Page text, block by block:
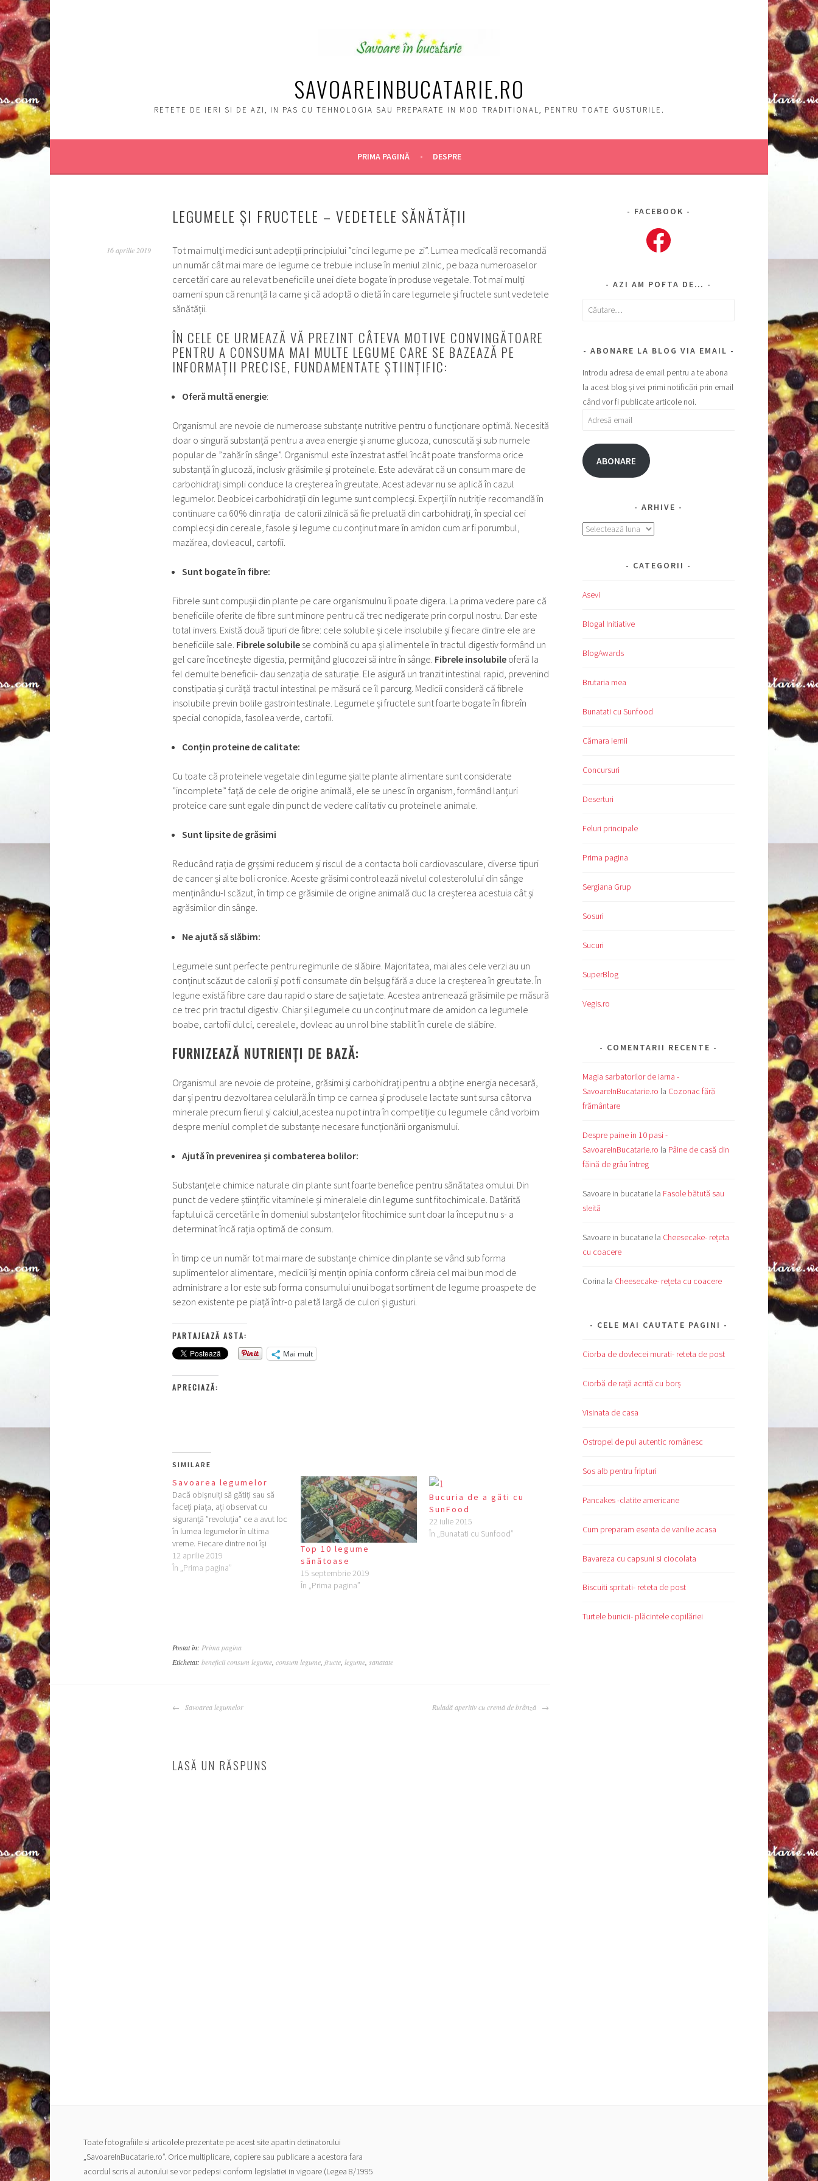
Sări
la
conţinut
SAVOAREINBUCATARIE.RO
RETETE DE IERI SI DE AZI, IN PAS CU TEHNOLOGIA SAU PREPARATE IN MOD TRADITIONAL, PENTRU TOATE GUSTURILE.
PRIMA PAGINĂ DESPRE
LEGUMELE ȘI FRUCTELE – VEDETELE SĂNĂTĂȚII
16 aprilie 2019
Tot mai mulți medici sunt adepții principiului ”cinci legume pe zi”. Lumea medicală recomandă
un număr cât mai mare de legume ce trebuie incluse în meniul zilnic, pe baza numeroaselor
cercetări care au relevat beneficiile unei diete bogate în produse vegetale. Tot mai mulți
oameni spun că renunță la carne și că adoptă o dietă în care legumele și fructele sunt vedetele
sănătății.
ÎN CELE CE URMEAZĂ VĂ PREZINT CÂTEVA MOTIVE CONVINGĂTOARE
PENTRU A CONSUMA MAI MULTE LEGUME CARE SE BAZEAZĂ PE
INFORMAȚII PRECISE, FUNDAMENTATE ȘTIINȚIFIC:
Oferă multă energie:
Organismul are nevoie de numeroase substanțe nutritive pentru o funcționare optimă. Necesită
doar o singură substanță pentru a avea energie și anume glucoza, cunoscută și sub numele
popular de ”zahăr în sânge”. Organismul este înzestrat astfel încât poate transforma orice
substanță în glucoză, inclusiv grăsimile și proteinele. Este adevărat că un consum mare de
carbohidrați simpli conduce la creșterea în greutate. Acest adevar nu se aplică în cazul
legumelor. Deobicei carbohidrații din legume sunt complecși. Experții în nutriție recomandă în
continuare ca 60% din rația de calorii zilnică să fie preluată din carbohidrați, în special cei
complecși din cereale, fasole și legume cu conținut mare în amidon cum ar fi porumbul,
mazărea, dovleacul, cartofii.
Sunt bogate în fibre:
Fibrele sunt compușii din plante pe care organismulnu îi poate digera. La prima vedere pare că
beneficiile oferite de fibre sunt minore pentru că trec nedigerate prin corpul nostru. Dar este
total invers. Există două tipuri de fibre: cele solubile și cele insolubile și fiecare dintre ele are
beneficiile sale. Fibrele solubile se combină cu apa și alimentele în tractul digestiv formând un
gel care încetinește digestia, permițând glucozei să intre în sânge. Fibrele insolubile oferă la
fel demulte beneficii- dau senzația de saturație. Ele asigură un tranzit intestinal rapid, prevenind
constipatia și curăță tractul intestinal pe măsură ce îl parcurg. Medicii consideră că fibrele
insolubile previn bolile gastrointestinale. Legumele și fructele sunt foarte bogate în fibreîn
special conopida, fasolea verde, cartofii.
Conțin proteine de calitate:
Cu toate că proteinele vegetale din legume șialte plante alimentare sunt considerate
”incomplete” față de cele de origine animală, ele se unesc în organism, formând lanțuri
proteice care sunt egale din punct de vedere calitativ cu proteinele animale.
Sunt lipsite de grăsimi
Reducând rația de grșsimi reducem și riscul de a contacta boli cardiovasculare, diverse tipuri
de cancer și alte boli cronice. Aceste grăsimi controlează nivelul colesterolului din sânge
menținându-l scăzut, în timp ce grăsimile de origine animală duc la creșterea acestuia cât și
agrăsimilor din sânge.
Ne ajută să slăbim:
Legumele sunt perfecte pentru regimurile de slăbire. Majoritatea, mai ales cele verzi au un
conținut scăzut de calorii și pot fi consumate din belșug fără a duce la creșterea în greutate. În
legune există fibre care dau rapid o stare de sațietate. Acestea antrenează grăsimile pe măsură
ce trec prin tractul digestiv. Chiar și legumele cu un conținut mare de amidon ca legumele
boabe, cartofii dulci, cerealele, dovleac au un rol bine stabilit în curele de slăbire.
FURNIZEAZĂ NUTRIENȚI DE BAZĂ:
Organismul are nevoie de proteine, grăsimi și carbohidrați pentru a obține energia necesară,
dar și pentru dezvoltarea celulară.În timp ce carnea și produsele lactate sunt sursa câtorva
minerale precum fierul și calciul,acestea nu pot intra în competiție cu legumele când vorbim
despre meniul complet de substanțe necesare funcționării organismului.
Ajută în prevenirea și combaterea bolilor:
Substanțele chimice naturale din plante sunt foarte benefice pentru sănătatea omului. Din
punct de vedere științific vitaminele și mineralele din legume sunt fitochimicale. Datărită
faptului că cercetările în domeniul substanțelor fitochimice sunt doar la început nu s- a
determinat încă rația optimă de consum.
În timp ce un număr tot mai mare de substanțe chimice din plante se vând sub forma
suplimentelor alimentare, medicii își mențin opinia conform căreia cel mai bun mod de
administrare a lor este sub forma consumului unui bogat sortiment de legume proaspete de
sezon existente pe piață într-o paletă largă de culori și gusturi.
PARTAJEAZĂ ASTA:
Mai mult
APRECIAZĂ:
SIMILARE
Savoarea legumelor
Dacă obișnuiți să gătiți sau să
faceți piața, ați observat cu
siguranță ”revoluția” ce a avut loc
în lumea legumelor în ultima
vreme. Fiecare dintre noi își
amintește de savoarea legumelor
de altă dată, de mirosul
12 aprilie 2019
În „Prima pagina”
Top 10 legume
sănătoase
15 septembrie 2019
În „Prima pagina”
Bucuria de a găti cu
SunFood
22 iulie 2015
În „Bunatati cu Sunfood”
Postat în: Prima pagina
Etichetat: beneficii consum legume consum legume fructe legume sanatate
NAVIGARE
Savoarea legumelor Ruladă aperitiv cu cremă de brânză
LASĂ UN RĂSPUNS
FACEBOOK
Facebook
AZI AM POFTA DE…
Caută
ABONARE LA BLOG VIA EMAIL
Introdu adresa de email pentru a te abona
la acest blog și vei primi notificări prin email
când vor fi publicate articole noi.
Adresă
ABONARE
ARHIVE
Arhive
CATEGORII
Asevi
Blogal Initiative
BlogAwards
Brutaria mea
Bunatati cu Sunfood
Cămara iernii
Concursuri
Deserturi
Feluri principale
Prima pagina
Sergiana Grup
Sosuri
Sucuri
SuperBlog
Vegis.ro
COMENTARII RECENTE
Magia sarbatorilor de iarna -
SavoareInBucatarie.ro la Cozonac fără
frământare
Despre paine in 10 pasi -
SavoareInBucatarie.ro la Pâine de casă din
făină de grâu întreg
Savoare in bucatarie la Fasole bătută sau
sleită
Savoare in bucatarie la Cheesecake- rețeta
cu coacere
Corina la Cheesecake- rețeta cu coacere
CELE MAI CAUTATE PAGINI
Ciorba de dovlecei murati- reteta de post
Ciorbă de rață acrită cu borș
Visinata de casa
Ostropel de pui autentic românesc
Sos alb pentru fripturi
Pancakes -clatite americane
Cum preparam esenta de vanilie acasa
Bavareza cu capsuni si ciocolata
Biscuiti spritati- reteta de post
Turtele bunicii- plăcintele copilăriei
Toate fotografiile si articolele prezentate pe acest site apartin detinatorului
„SavoareInBucatarie.ro”. Orice multiplicare, copiere sau publicare a acestora fara
acordul scris al autorului se vor pedepsi conform legislatiei in vigoare (Legea 8/1995